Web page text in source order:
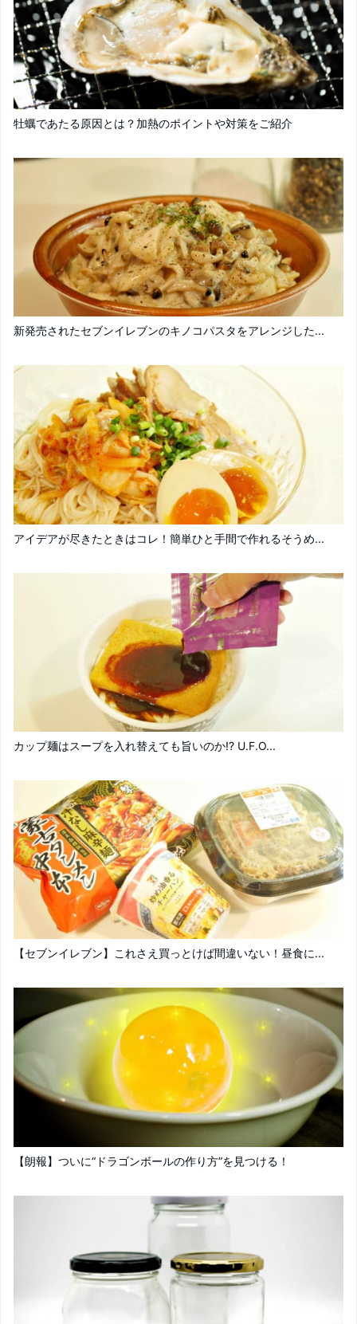
牡蠣であたる原因とは？加熱のポイントや対策をご紹介
新発売されたセブンイレブンのキノコパスタをアレンジした...
アイデアが尽きたときはコレ！簡単ひと手間で作れるそうめ...
カップ麺はスープを入れ替えても旨いのか!? U.F.O...
【セブンイレブン】これさえ買っとけば間違いない！昼食に...
【朗報】ついに“ドラゴンボールの作り方”を見つける！